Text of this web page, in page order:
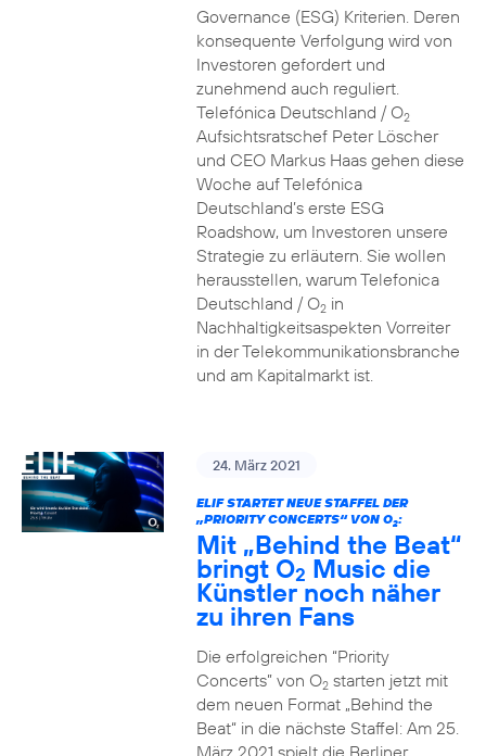
Governance (ESG) Kriterien. Deren
konsequente Verfolgung wird von
Investoren gefordert und
zunehmend auch reguliert.
Telefónica Deutschland / O2
Aufsichtsratschef Peter Löscher
und CEO Markus Haas gehen diese
Woche auf Telefónica
Deutschland’s erste ESG
Roadshow, um Investoren unsere
Strategie zu erläutern. Sie wollen
herausstellen, warum Telefonica
Deutschland / O2in
Nachhaltigkeitsaspekten Vorreiter
in der Telekommunikationsbranche
und am Kapitalmarkt ist.
24. März 2021
ELIF STARTET NEUE STAFFEL DER
„PRIORITY CONCERTS“ VON O2:
Mit „Behind the Beat“
bringt O2 Music die
Künstler noch näher
zu ihren Fans
Die erfolgreichen “Priority
Concerts” von O2starten jetzt mit
dem neuen Format „Behind the
Beat“ in die nächste Staffel: Am 25.
März 2021 spielt die Berliner